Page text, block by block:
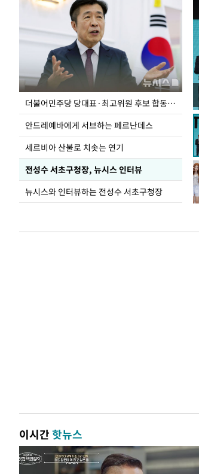
더불어민주당 당대표·최고위원 후보 합동연설회
안드레예바에게 서브하는 페르난데스
세르비아 산불로 치솟는 연기
전성수 서초구청장, 뉴시스 인터뷰
뉴시스와 인터뷰하는 전성수 서초구청장
이시간핫뉴스